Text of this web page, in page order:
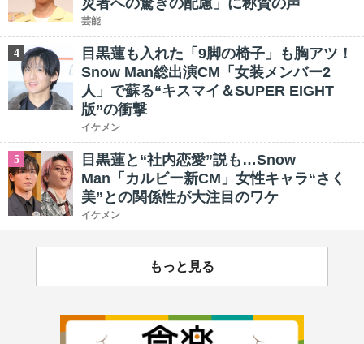
災者への驚きの配慮」に称賛の声
芸能
4
目黒蓮も入れた「9脚の椅子」も胸アツ！
Snow Man総出演CM「女装メンバー2
人」で蘇る“キスマイ＆SUPER EIGHT
版”の衝撃
イケメン
5
目黒蓮と“社内恋愛”説も…Snow
Man「カルビー新CM」女性キャラ“さく
美”との関係性が大注目のワケ
イケメン
もっと見る